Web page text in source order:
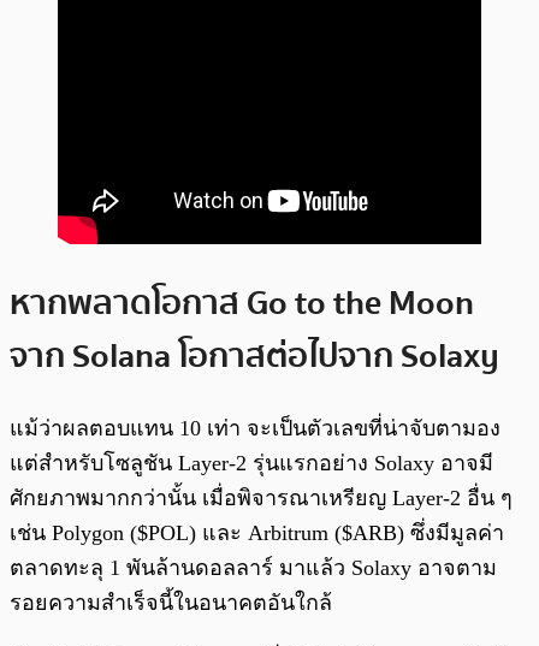
หากพลาดโอกาส Go to the Moon
จาก Solana โอกาสต่อไปจาก Solaxy
แม้ว่าผลตอบแทน 10 เท่า จะเป็นตัวเลขที่น่าจับตามอง
แต่สำหรับโซลูชัน Layer-2 รุ่นแรกอย่าง Solaxy อาจมี
ศักยภาพมากกว่านั้น เมื่อพิจารณาเหรียญ Layer-2 อื่น ๆ
เช่น Polygon ($POL) และ Arbitrum ($ARB) ซึ่งมีมูลค่า
ตลาดทะลุ 1 พันล้านดอลลาร์ มาแล้ว Solaxy อาจตาม
รอยความสำเร็จนี้ในอนาคตอันใกล้